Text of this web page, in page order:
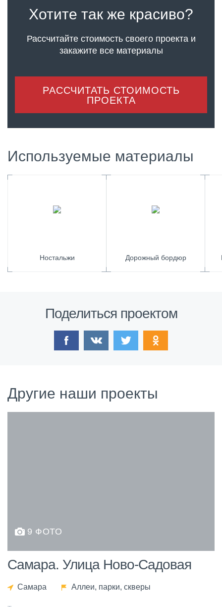
Хотите так же красиво?
Рассчитайте стоимость своего проектаи
закажите все материалы
РАССЧИТАТЬ СТОИМОСТЬ
ПРОЕКТА
Используемые материалы
Ностальжи Дорожный бордюр
Поделиться проектом
Другие наши проекты
9 ФОТО
Самара. Улица Ново-Садовая
Самара Аллеи, парки, скверы